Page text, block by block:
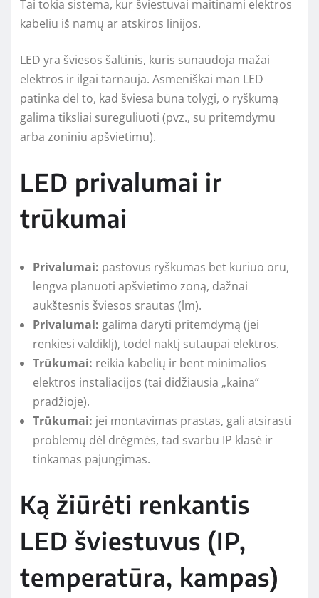
Tai tokia sistema, kur šviestuvai maitinami elektros
kabeliu iš namų ar atskiros linijos.
LED yra šviesos šaltinis, kuris sunaudoja mažai
elektros ir ilgai tarnauja. Asmeniškai man LED
patinka dėl to, kad šviesa būna tolygi, o ryškumą
galima tiksliai sureguliuoti (pvz., su pritemdymu
arba zoniniu apšvietimu).
LED privalumai ir
trūkumai
Privalumai: pastovus ryškumas bet kuriuo oru,
lengva planuoti apšvietimo zoną, dažnai
aukštesnis šviesos srautas (lm).
Privalumai: galima daryti pritemdymą (jei
renkiesi valdiklį), todėl naktį sutaupai elektros.
Trūkumai: reikia kabelių ir bent minimalios
elektros instaliacijos (tai didžiausia „kaina“
pradžioje).
Trūkumai: jei montavimas prastas, gali atsirasti
problemų dėl drėgmės, tad svarbu IP klasė ir
tinkamas pajungimas.
Ką žiūrėti renkantis
LED šviestuvus (IP,
temperatūra, kampas)